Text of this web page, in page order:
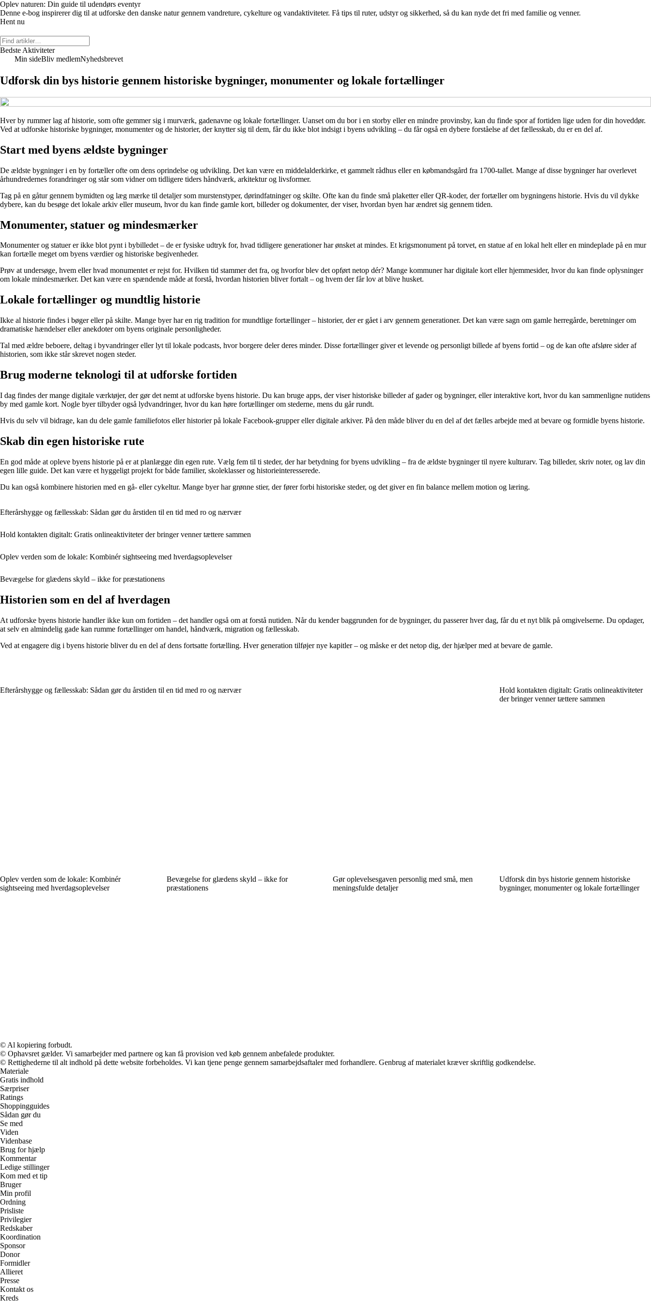
Oplev naturen: Din guide til udendørs eventyr
Denne e-bog inspirerer dig til at udforske den danske natur gennem vandreture, cykelture og vandaktiviteter. Få tips til ruter, udstyr og sikkerhed, så du kan nyde det fri med familie og venner.
Hent nu
Bedste Aktiviteter
Min sideBliv medlemNyhedsbrevet
Udforsk din bys historie gennem historiske bygninger, monumenter og lokale fortællinger
Hver by rummer lag af historie, som ofte gemmer sig i murværk, gadenavne og lokale fortællinger. Uanset om du bor i en storby eller en mindre provinsby, kan du finde spor af fortiden lige uden for din hoveddør.
Ved at udforske historiske bygninger, monumenter og de historier, der knytter sig til dem, får du ikke blot indsigt i byens udvikling – du får også en dybere forståelse af det fællesskab, du er en del af.
Start med byens ældste bygninger
De ældste bygninger i en by fortæller ofte om dens oprindelse og udvikling. Det kan være en middelalderkirke, et gammelt rådhus eller en købmandsgård fra 1700-tallet. Mange af disse bygninger har overlevet
århundredernes forandringer og står som vidner om tidligere tiders håndværk, arkitektur og livsformer.
Tag på en gåtur gennem bymidten og læg mærke til detaljer som murstenstyper, dørindfatninger og skilte. Ofte kan du finde små plaketter eller QR-koder, der fortæller om bygningens historie. Hvis du vil dykke
dybere, kan du besøge det lokale arkiv eller museum, hvor du kan finde gamle kort, billeder og dokumenter, der viser, hvordan byen har ændret sig gennem tiden.
Monumenter, statuer og mindesmærker
Monumenter og statuer er ikke blot pynt i bybilledet – de er fysiske udtryk for, hvad tidligere generationer har ønsket at mindes. Et krigsmonument på torvet, en statue af en lokal helt eller en mindeplade på en mur
kan fortælle meget om byens værdier og historiske begivenheder.
Prøv at undersøge, hvem eller hvad monumentet er rejst for. Hvilken tid stammer det fra, og hvorfor blev det opført netop dér? Mange kommuner har digitale kort eller hjemmesider, hvor du kan finde oplysninger
om lokale mindesmærker. Det kan være en spændende måde at forstå, hvordan historien bliver fortalt – og hvem der får lov at blive husket.
Lokale fortællinger og mundtlig historie
Ikke al historie findes i bøger eller på skilte. Mange byer har en rig tradition for mundtlige fortællinger – historier, der er gået i arv gennem generationer. Det kan være sagn om gamle herregårde, beretninger om
dramatiske hændelser eller anekdoter om byens originale personligheder.
Tal med ældre beboere, deltag i byvandringer eller lyt til lokale podcasts, hvor borgere deler deres minder. Disse fortællinger giver et levende og personligt billede af byens fortid – og de kan ofte afsløre sider af
historien, som ikke står skrevet nogen steder.
Brug moderne teknologi til at udforske fortiden
I dag findes der mange digitale værktøjer, der gør det nemt at udforske byens historie. Du kan bruge apps, der viser historiske billeder af gader og bygninger, eller interaktive kort, hvor du kan sammenligne nutidens
by med gamle kort. Nogle byer tilbyder også lydvandringer, hvor du kan høre fortællinger om stederne, mens du går rundt.
Hvis du selv vil bidrage, kan du dele gamle familiefotos eller historier på lokale Facebook-grupper eller digitale arkiver. På den måde bliver du en del af det fælles arbejde med at bevare og formidle byens historie.
Skab din egen historiske rute
En god måde at opleve byens historie på er at planlægge din egen rute. Vælg fem til ti steder, der har betydning for byens udvikling – fra de ældste bygninger til nyere kulturarv. Tag billeder, skriv noter, og lav din
egen lille guide. Det kan være et hyggeligt projekt for både familier, skoleklasser og historieinteresserede.
Du kan også kombinere historien med en gå- eller cykeltur. Mange byer har grønne stier, der fører forbi historiske steder, og det giver en fin balance mellem motion og læring.
Efterårshygge og fællesskab: Sådan gør du årstiden til en tid med ro og nærvær
Hold kontakten digitalt: Gratis onlineaktiviteter der bringer venner tættere sammen
Oplev verden som de lokale: Kombinér sightseeing med hverdagsoplevelser
Bevægelse for glædens skyld – ikke for præstationens
Historien som en del af hverdagen
At udforske byens historie handler ikke kun om fortiden – det handler også om at forstå nutiden. Når du kender baggrunden for de bygninger, du passerer hver dag, får du et nyt blik på omgivelserne. Du opdager,
at selv en almindelig gade kan rumme fortællinger om handel, håndværk, migration og fællesskab.
Ved at engagere dig i byens historie bliver du en del af dens fortsatte fortælling. Hver generation tilføjer nye kapitler – og måske er det netop dig, der hjælper med at bevare de gamle.
Efterårshygge og fællesskab: Sådan gør du årstiden til en tid med ro og nærvær
Hold kontakten digitalt: Gratis onlineaktiviteter
der bringer venner tættere sammen
Oplev verden som de lokale: Kombinér
sightseeing med hverdagsoplevelser
Bevægelse for glædens skyld – ikke for
præstationens
Gør oplevelsesgaven personlig med små, men
meningsfulde detaljer
Udforsk din bys historie gennem historiske
bygninger, monumenter og lokale fortællinger
© Al kopiering forbudt.
© Ophavsret gælder. Vi samarbejder med partnere og kan få provision ved køb gennem anbefalede produkter.
© Rettighederne til alt indhold på dette website forbeholdes. Vi kan tjene penge gennem samarbejdsaftaler med forhandlere. Genbrug af materialet kræver skriftlig godkendelse.
Materiale
Gratis indhold
Særpriser
Ratings
Shoppingguides
Sådan gør du
Se med
Viden
Videnbase
Brug for hjælp
Kommentar
Ledige stillinger
Kom med et tip
Bruger
Min profil
Ordning
Prisliste
Privilegier
Redskaber
Koordination
Sponsor
Donor
Formidler
Allieret
Presse
Kontakt os
Kreds